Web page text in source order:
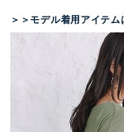
＞＞モデル着用アイテム